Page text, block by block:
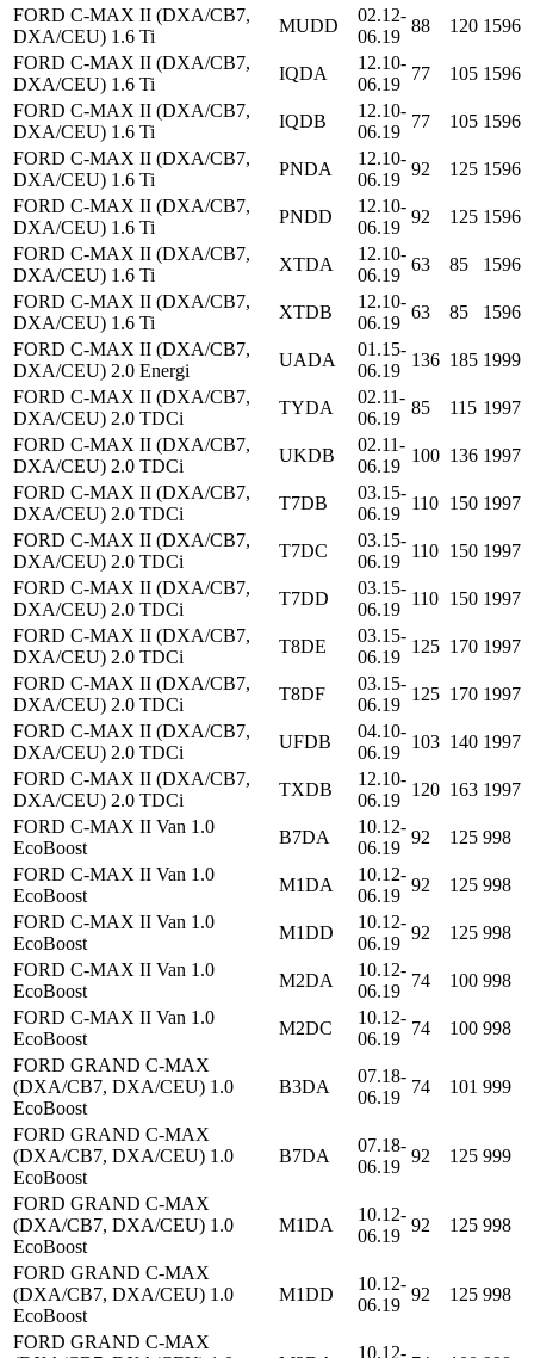
FORD C-MAX II (DXA/CB7,
DXA/CEU) 1.6 Ti
MUDD
02.12-
06.19
88 120 1596
FORD C-MAX II (DXA/CB7,
DXA/CEU) 1.6 Ti
IQDA
12.10-
06.19
77 105 1596
FORD C-MAX II (DXA/CB7,
DXA/CEU) 1.6 Ti
IQDB
12.10-
06.19
77 105 1596
FORD C-MAX II (DXA/CB7,
DXA/CEU) 1.6 Ti
PNDA
12.10-
06.19
92 125 1596
FORD C-MAX II (DXA/CB7,
DXA/CEU) 1.6 Ti
PNDD
12.10-
06.19
92 125 1596
FORD C-MAX II (DXA/CB7,
DXA/CEU) 1.6 Ti
XTDA
12.10-
06.19
63 85
1596
FORD C-MAX II (DXA/CB7,
DXA/CEU) 1.6 Ti
XTDB
12.10-
06.19
63 85
1596
FORD C-MAX II (DXA/CB7,
DXA/CEU) 2.0 Energi
UADA
01.15-
06.19
136 185 1999
FORD C-MAX II (DXA/CB7,
DXA/CEU) 2.0 TDCi
TYDA
02.11-
06.19
85 115 1997
FORD C-MAX II (DXA/CB7,
DXA/CEU) 2.0 TDCi
UKDB
02.11-
06.19
100 136 1997
FORD C-MAX II (DXA/CB7,
DXA/CEU) 2.0 TDCi
T7DB
03.15-
06.19
110 150 1997
FORD C-MAX II (DXA/CB7,
DXA/CEU) 2.0 TDCi
T7DC
03.15-
06.19
110 150 1997
FORD C-MAX II (DXA/CB7,
DXA/CEU) 2.0 TDCi
T7DD
03.15-
06.19
110 150 1997
FORD C-MAX II (DXA/CB7,
DXA/CEU) 2.0 TDCi
T8DE
03.15-
06.19
125 170 1997
FORD C-MAX II (DXA/CB7,
DXA/CEU) 2.0 TDCi
T8DF
03.15-
06.19
125 170 1997
FORD C-MAX II (DXA/CB7,
DXA/CEU) 2.0 TDCi
UFDB
04.10-
06.19
103 140 1997
FORD C-MAX II (DXA/CB7,
DXA/CEU) 2.0 TDCi
TXDB
12.10-
06.19
120 163 1997
FORD C-MAX II Van 1.0
EcoBoost
B7DA
10.12-
06.19
92 125 998
FORD C-MAX II Van 1.0
EcoBoost
M1DA
10.12-
06.19
92 125 998
FORD C-MAX II Van 1.0
EcoBoost
M1DD
10.12-
06.19
92 125 998
FORD C-MAX II Van 1.0
EcoBoost
M2DA
10.12-
06.19
74 100 998
FORD C-MAX II Van 1.0
EcoBoost
M2DC
10.12-
06.19
74 100 998
FORD GRAND C-MAX
(DXA/CB7, DXA/CEU) 1.0
EcoBoost
B3DA
07.18-
06.19
74 101 999
FORD GRAND C-MAX
(DXA/CB7, DXA/CEU) 1.0
EcoBoost
B7DA
07.18-
06.19
92 125 999
FORD GRAND C-MAX
(DXA/CB7, DXA/CEU) 1.0
EcoBoost
M1DA
10.12-
06.19
92 125 998
FORD GRAND C-MAX
(DXA/CB7, DXA/CEU) 1.0
EcoBoost
M1DD
10.12-
06.19
92 125 998
FORD GRAND C-MAX
10.12-